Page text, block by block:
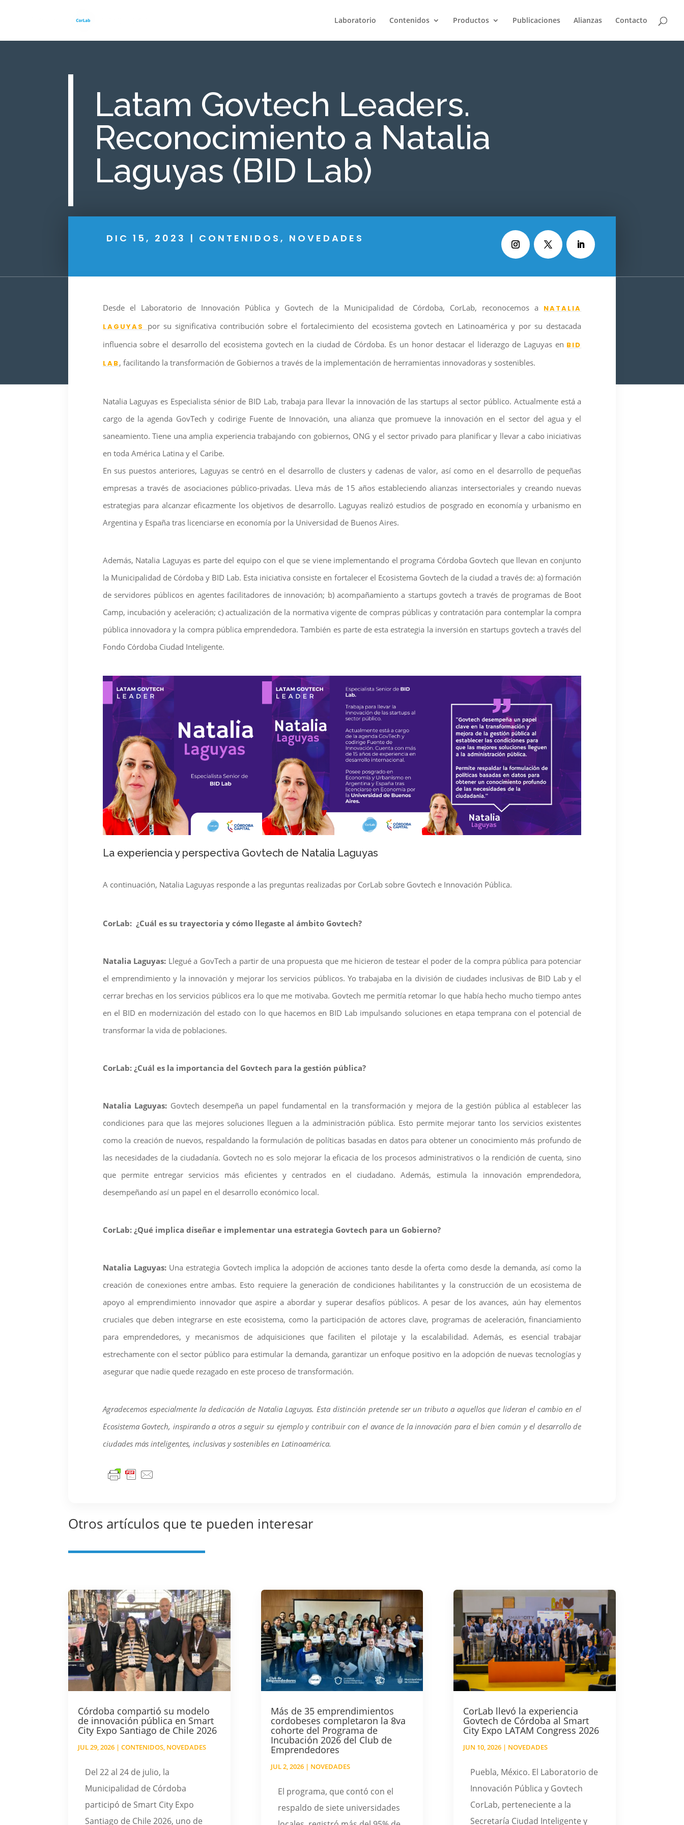
Laboratorio Contenidos Productos Publicaciones Alianzas Contacto
Latam Govtech Leaders.
Reconocimiento a Natalia
Laguyas (BID Lab)
DIC 15, 2023 | CONTENIDOS, NOVEDADES
Desde el Laboratorio de Innovación Pública y Govtech de la Municipalidad de Córdoba, CorLab, reconocemos a NATALIA
LAGUYAS por su significativa contribución sobre el fortalecimiento del ecosistema govtech en Latinoamérica y por su destacada
influencia sobre el desarrollo del ecosistema govtech en la ciudad de Córdoba. Es un honor destacar el liderazgo de Laguyas en BID
LAB, facilitando la transformación de Gobiernos a través de la implementación de herramientas innovadoras y sostenibles.
Natalia Laguyas es Especialista sénior de BID Lab, trabaja para llevar la innovación de las startups al sector público. Actualmente está a
cargo de la agenda GovTech y codirige Fuente de Innovación, una alianza que promueve la innovación en el sector del agua y el
saneamiento. Tiene una amplia experiencia trabajando con gobiernos, ONG y el sector privado para planificar y llevar a cabo iniciativas
en toda América Latina y el Caribe.
En sus puestos anteriores, Laguyas se centró en el desarrollo de clusters y cadenas de valor, así como en el desarrollo de pequeñas
empresas a través de asociaciones público-privadas. Lleva más de 15 años estableciendo alianzas intersectoriales y creando nuevas
estrategias para alcanzar eficazmente los objetivos de desarrollo. Laguyas realizó estudios de posgrado en economía y urbanismo en
Argentina y España tras licenciarse en economía por la Universidad de Buenos Aires.
Además, Natalia Laguyas es parte del equipo con el que se viene implementando el programa Córdoba Govtech que llevan en conjunto
la Municipalidad de Córdoba y BID Lab. Esta iniciativa consiste en fortalecer el Ecosistema Govtech de la ciudad a través de: a) formación
de servidores públicos en agentes facilitadores de innovación; b) acompañamiento a startups govtech a través de programas de Boot
Camp, incubación y aceleración; c) actualización de la normativa vigente de compras públicas y contratación para contemplar la compra
pública innovadora y la compra pública emprendedora. También es parte de esta estrategia la inversión en startups govtech a través del
Fondo Córdoba Ciudad Inteligente.
La experiencia y perspectiva Govtech de Natalia Laguyas
A continuación, Natalia Laguyas responde a las preguntas realizadas por CorLab sobre Govtech e Innovación Pública.
CorLab: ¿Cuál es su trayectoria y cómo llegaste al ámbito Govtech?
Natalia Laguyas: Llegué a GovTech a partir de una propuesta que me hicieron de testear el poder de la compra pública para potenciar
el emprendimiento y la innovación y mejorar los servicios públicos. Yo trabajaba en la división de ciudades inclusivas de BID Lab y el
cerrar brechas en los servicios públicos era lo que me motivaba. Govtech me permitía retomar lo que había hecho mucho tiempo antes
en el BID en modernización del estado con lo que hacemos en BID Lab impulsando soluciones en etapa temprana con el potencial de
transformar la vida de poblaciones.
CorLab: ¿Cuál es la importancia del Govtech para la gestión pública?
Natalia Laguyas: Govtech desempeña un papel fundamental en la transformación y mejora de la gestión pública al establecer las
condiciones para que las mejores soluciones lleguen a la administración pública. Esto permite mejorar tanto los servicios existentes
como la creación de nuevos, respaldando la formulación de políticas basadas en datos para obtener un conocimiento más profundo de
las necesidades de la ciudadanía. Govtech no es solo mejorar la eficacia de los procesos administrativos o la rendición de cuenta, sino
que permite entregar servicios más eficientes y centrados en el ciudadano. Además, estimula la innovación emprendedora,
desempeñando así un papel en el desarrollo económico local.
CorLab: ¿Qué implica diseñar e implementar una estrategia Govtech para un Gobierno?
Natalia Laguyas:Una estrategia Govtech implica la adopción de acciones tanto desde la oferta como desde la demanda, así como la
creación de conexiones entre ambas. Esto requiere la generación de condiciones habilitantes y la construcción de un ecosistema de
apoyo al emprendimiento innovador que aspire a abordar y superar desafíos públicos. A pesar de los avances, aún hay elementos
cruciales que deben integrarse en este ecosistema, como la participación de actores clave, programas de aceleración, financiamiento
para emprendedores, y mecanismos de adquisiciones que faciliten el pilotaje y la escalabilidad. Además, es esencial trabajar
estrechamente con el sector público para estimular la demanda, garantizar un enfoque positivo en la adopción de nuevas tecnologías y
asegurar que nadie quede rezagado en este proceso de transformación.
Agradecemos especialmente la dedicación de Natalia Laguyas. Esta distinción pretende ser un tributo a aquellos que lideran el cambio en el
Ecosistema Govtech, inspirando a otros a seguir su ejemplo y contribuir con el avance de la innovación para el bien común y el desarrollo de
ciudades más inteligentes, inclusivas y sostenibles en Latinoamérica.
Otros artículos que te pueden interesar
Córdoba compartió su modelo
de innovación pública en Smart
City Expo Santiago de Chile 2026
JUL 29, 2026 |CONTENIDOS, NOVEDADES
Del 22 al 24 de julio, la
Municipalidad de Córdoba
participó de Smart City Expo
Santiago de Chile 2026, uno de
Más de 35 emprendimientos
cordobeses completaron la 8va
cohorte del Programa de
Incubación 2026 del Club de
Emprendedores
JUL 2, 2026| NOVEDADES
El programa, que contó con el
respaldo de siete universidades
CorLab llevó la experiencia
Govtech de Córdoba al Smart
City Expo LATAM Congress 2026
JUN 10, 2026| NOVEDADES
Puebla, México. El Laboratorio de
Innovación Pública y Govtech
CorLab, perteneciente a la
Secretaría Ciudad Inteligente y